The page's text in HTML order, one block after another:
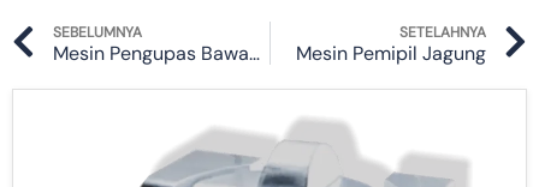
Prev
SEBELUMNYA
Mesin Pengupas Bawang
SETELAHNYA
Mesin Pemipil Jagung